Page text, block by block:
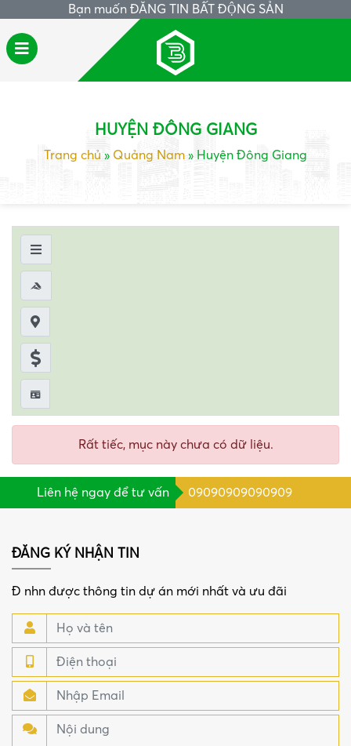
Bạn muốn ĐĂNG TIN BẤT ĐỘNG SẢN
HUYỆN ĐÔNG GIANG
Trang chủ » Quảng Nam » Huyện Đông Giang
Rất tiếc, mục này chưa có dữ liệu.
Liên hệ ngay để tư vấn 09090909090909
ĐĂNG KÝ NHẬN TIN
Đ nhn được thông tin dự án mới nhất và ưu đãi